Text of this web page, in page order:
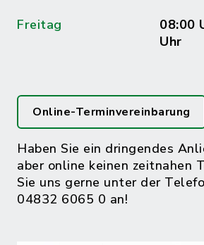
Freitag
08:00
Uhr
Online-Terminvereinbarung
Haben Sie ein dringendes
aber online keinen zeitnahen
Sie uns gerne unter der
04832 6065 0 an!